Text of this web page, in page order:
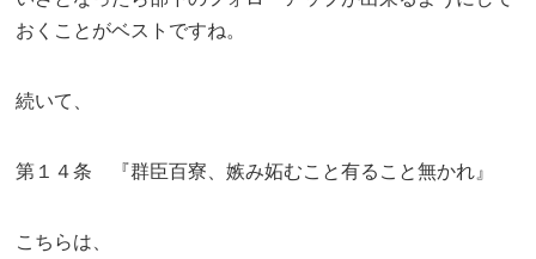
おくことがベストですね。
続いて、
第１４条 『群臣百寮、嫉み妬むこと有ること無かれ』
こちらは、